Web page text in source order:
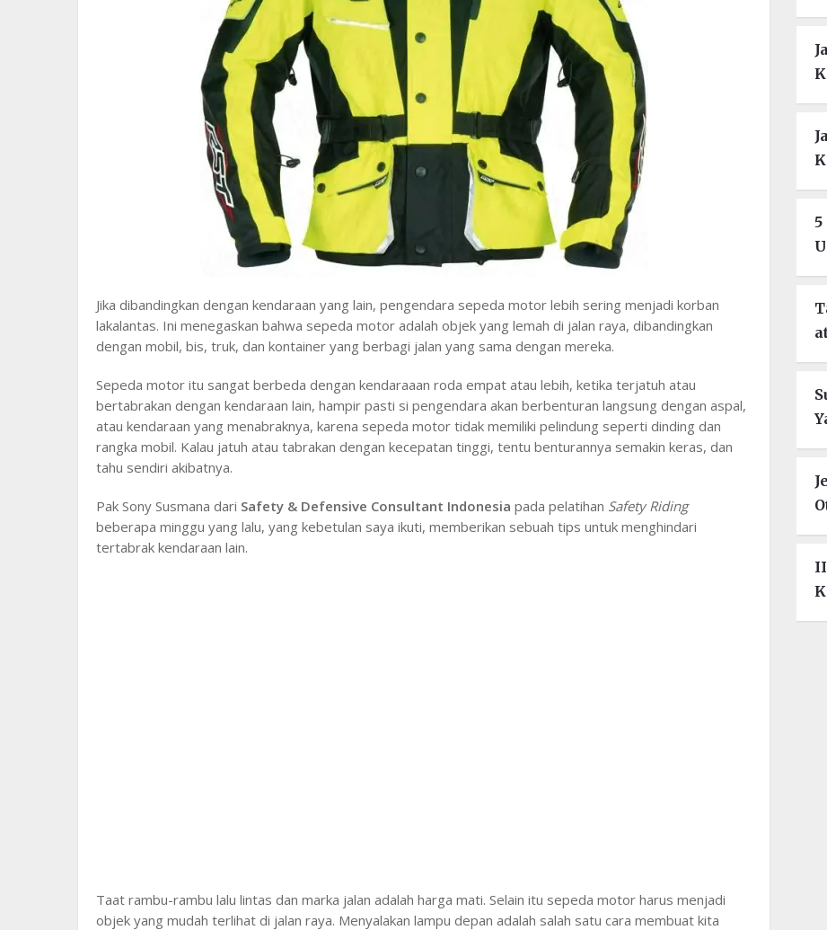
Jika dibandingkan dengan kendaraan yang lain, pengendara sepeda motor lebih sering menjadi korban
lakalantas. Ini menegaskan bahwa sepeda motor adalah objek yang lemah di jalan raya, dibandingkan
dengan mobil, bis, truk, dan kontainer yang berbagi jalan yang sama dengan mereka.
Sepeda motor itu sangat berbeda dengan kendaraaan roda empat atau lebih, ketika terjatuh atau
bertabrakan dengan kendaraan lain, hampir pasti si pengendara akan berbenturan langsung dengan aspal,
atau kendaraan yang menabraknya, karena sepeda motor tidak memiliki pelindung seperti dinding dan
rangka mobil. Kalau jatuh atau tabrakan dengan kecepatan tinggi, tentu benturannya semakin keras, dan
tahu sendiri akibatnya.
Pak Sony Susmana dari Safety & Defensive Consultant Indonesia pada pelatihan Safety Riding
beberapa minggu yang lalu, yang kebetulan saya ikuti, memberikan sebuah tips untuk menghindari
tertabrak kendaraan lain.
Taat rambu-rambu lalu lintas dan marka jalan adalah harga mati. Selain itu sepeda motor harus menjadi
objek yang mudah terlihat di jalan raya. Menyalakan lampu depan adalah salah satu cara membuat kita